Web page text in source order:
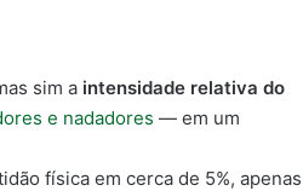
sim a intensidade relativa do
e nadadores — em um
física em cerca de 5%, apenas